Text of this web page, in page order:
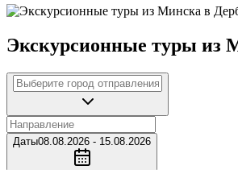
Экскурсионные туры из
Даты08.08.2026 - 15.08.2026